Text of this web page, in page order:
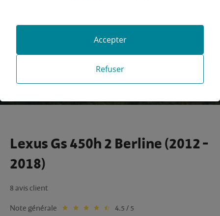
Recherche avancée
Lexus Gs 450h 2 Berline (2012 -
2018)
8 avis client
Note générale 4.5 / 5
Refuser
Accepter